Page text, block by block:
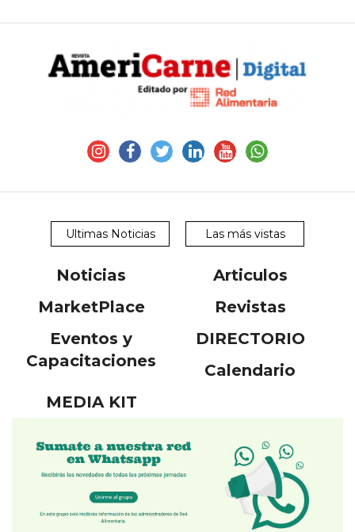
Ultimas Noticias Las más vistas
Noticias
Articulos
MarketPlace
Revistas
Eventos y
Capacitaciones
DIRECTORIO
Calendario
MEDIA KIT